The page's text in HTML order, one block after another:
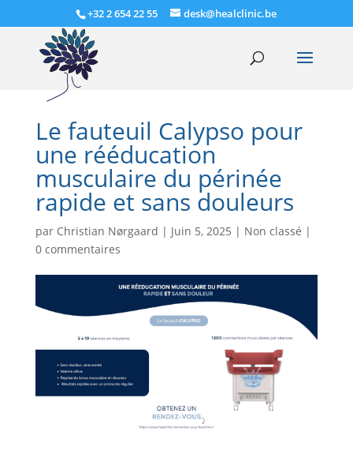
+32 2 654 22 55 desk@healclinic.be
Le fauteuil Calypso pour
une rééducation
musculaire du périnée
rapide et sans douleurs
par Christian Nørgaard | Juin 5, 2025 | Non classé |
0 commentaires